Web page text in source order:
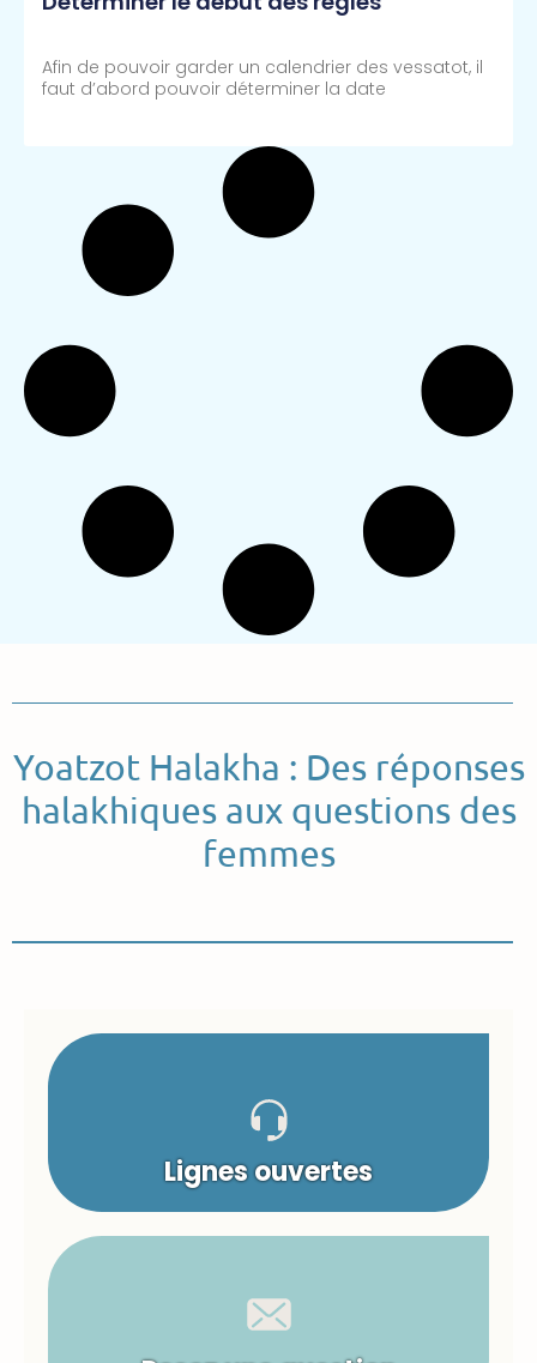
Afin de pouvoir garder un calendrier des vessatot, il
faut d’abord pouvoir déterminer la date
Yoatzot Halakha : Des réponses
halakhiques aux questions des
femmes
Lignes ouvertes